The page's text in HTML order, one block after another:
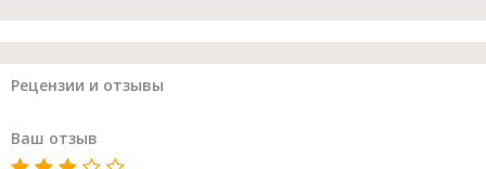
Рецензии и отзывы
Ваш отзыв